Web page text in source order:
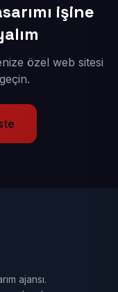
işine
özel web sitesi
ajansı.